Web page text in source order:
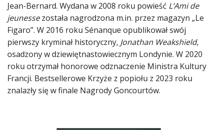
Jean-Bernard. Wydana w 2008 roku powieść L’Ami de
jeunessezostała nagrodzona m.in. przez magazyn „Le
Figaro”. W 2016 roku Sénanque opublikował swój
pierwszy kryminał historyczny, Jonathan Weakshield,
osadzony w dziewiętnastowiecznym Londynie. W 2020
roku otrzymał honorowe odznaczenie Ministra Kultury
Francji. Bestsellerowe Krzyże z popiołu z 2023 roku
znalazły się w finale Nagrody Goncourtów.